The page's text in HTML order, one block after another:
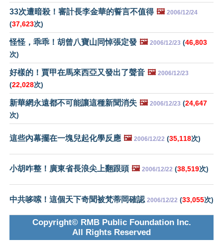
33次遭暗殺！審計長李金華的誓言不值得 🖼️ 2006/12/24
(37,623次)
怪怪，乖乖！胡曾八寶山同悼張定發 🖼️ 2006/12/23 (46,803
次)
好樣的！賈甲在馬來西亞又發出了聲音 🖼️ 2006/12/23
(22,028次)
新華網永遠都不可能讓這種新聞消失 🖼️ 2006/12/23 (24,647
次)
這些內幕擺在一塊兒起化學反應 🖼️ 2006/12/22 (35,118次)
小胡咋整！廣東省長浪尖上翻跟頭 🖼️ 2006/12/22 (38,519次)
中共哆嗦！這個天下奇聞被梵蒂岡確認 2006/12/22 (33,055次)
Copyright© RMB Public Foundation Inc.
All Rights Reserved